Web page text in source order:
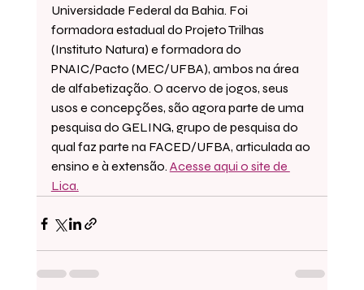
Universidade Federal da Bahia. Foi
formadora estadual do Projeto Trilhas
(Instituto Natura) e formadora do
PNAIC/Pacto (MEC/UFBA), ambos na área
de alfabetização. O acervo de jogos, seus
usos e concepções, são agora parte de uma
pesquisa do GELING, grupo de pesquisa do
qual faz parte na FACED/UFBA, articulada ao
ensino e à extensão. Acesse aqui o site de
Lica.